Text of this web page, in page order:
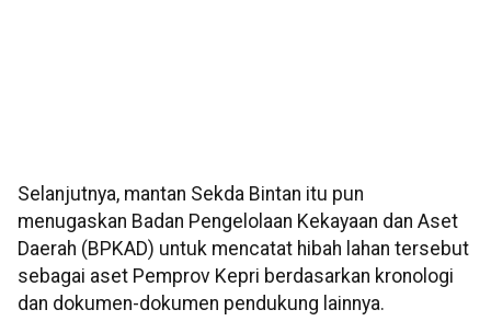
Selanjutnya, mantan Sekda Bintan itu pun
menugaskan Badan Pengelolaan Kekayaan dan Aset
Daerah (BPKAD) untuk mencatat hibah lahan tersebut
sebagai aset Pemprov Kepri berdasarkan kronologi
dan dokumen-dokumen pendukung lainnya.